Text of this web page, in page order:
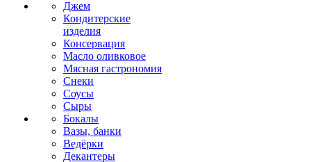
Джем
Кондитерские
изделия
Консервация
Масло оливковое
Мясная гастрономия
Снеки
Соусы
Сыры
Бокалы
Вазы, банки
Ведёрки
Декантеры